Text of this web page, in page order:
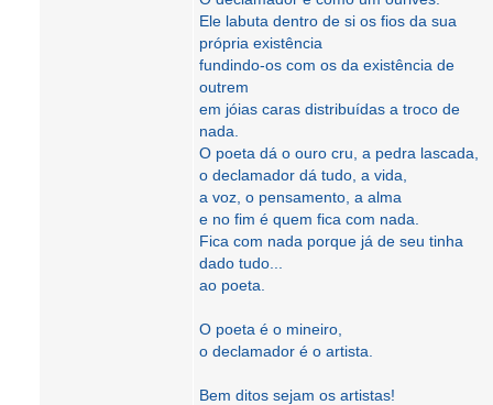
Ele labuta dentro de si os fios da sua
própria existência
fundindo-os com os da existência de
outrem
em jóias caras distribuídas a troco de
nada.
O poeta dá o ouro cru, a pedra lascada,
o declamador dá tudo, a vida,
a voz, o pensamento, a alma
e no fim é quem fica com nada.
Fica com nada porque já de seu tinha
dado tudo...
ao poeta.
O poeta é o mineiro,
o declamador é o artista.
Bem ditos sejam os artistas!